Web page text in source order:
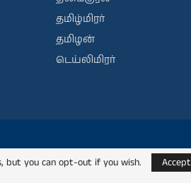
தமிழ்மிரர்
தமிழன்
டெய்லிமிரர்
but you can opt-out if you wish.
Accept